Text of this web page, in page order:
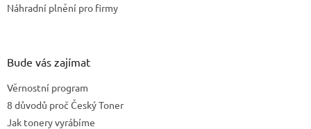
Náhradní plnění pro firmy
Bude vás zajímat
Věrnostní program
8 důvodů proč Český Toner
Jak tonery vyrábíme